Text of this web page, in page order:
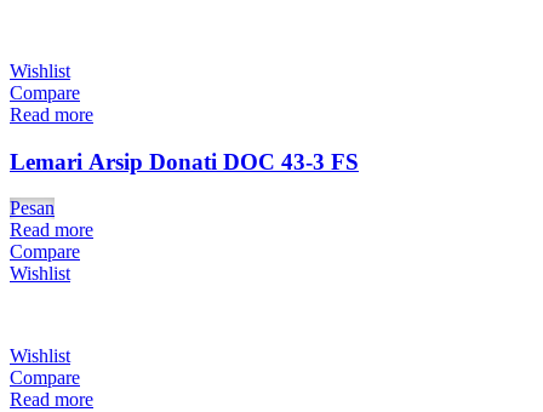
Wishlist
Compare
Read more
Lemari Arsip Donati DOC 43-3 FS
Pesan
Read more
Compare
Wishlist
Wishlist
Compare
Read more